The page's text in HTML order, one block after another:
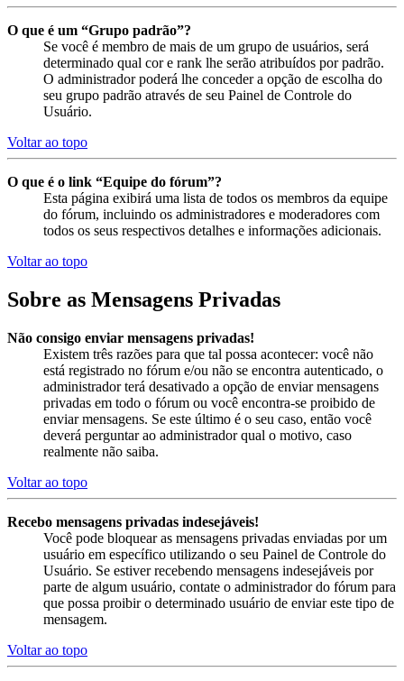
O que é um “Grupo padrão”?
Se você é membro de mais de um grupo de usuários, será
determinado qual cor e rank lhe serão atribuídos por padrão.
O administrador poderá lhe conceder a opção de escolha do
seu grupo padrão através de seu Painel de Controle do
Usuário.
Voltar ao topo
O que é o link “Equipe do fórum”?
Esta página exibirá uma lista de todos os membros da equipe
do fórum, incluindo os administradores e moderadores com
todos os seus respectivos detalhes e informações adicionais.
Voltar ao topo
Sobre as Mensagens Privadas
Não consigo enviar mensagens privadas!
Existem três razões para que tal possa acontecer: você não
está registrado no fórum e/ou não se encontra autenticado, o
administrador terá desativado a opção de enviar mensagens
privadas em todo o fórum ou você encontra-se proibido de
enviar mensagens. Se este último é o seu caso, então você
deverá perguntar ao administrador qual o motivo, caso
realmente não saiba.
Voltar ao topo
Recebo mensagens privadas indesejáveis!
Você pode bloquear as mensagens privadas enviadas por um
usuário em específico utilizando o seu Painel de Controle do
Usuário. Se estiver recebendo mensagens indesejáveis por
parte de algum usuário, contate o administrador do fórum para
que possa proibir o determinado usuário de enviar este tipo de
mensagem.
Voltar ao topo